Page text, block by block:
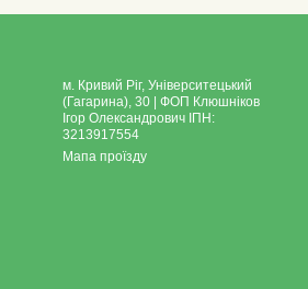
м. Кривий Ріг, Університецький
(Гагарина), 30 | ФОП Клюшніков
Ігор Олександрович ІПН:
3213917554
Мапа проїзду